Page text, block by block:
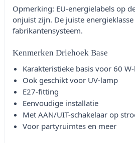
Opmerking: EU-energielabels op
onjuist zijn. De juiste
fabrikantensysteem.
Kenmerken Driehoek Base
Karakteristieke basis voor 60
Ook geschikt voor UV-lamp
E27-fitting
Eenvoudige installatie
Met AAN/UIT-schakelaar op
Voor partyruimtes en meer